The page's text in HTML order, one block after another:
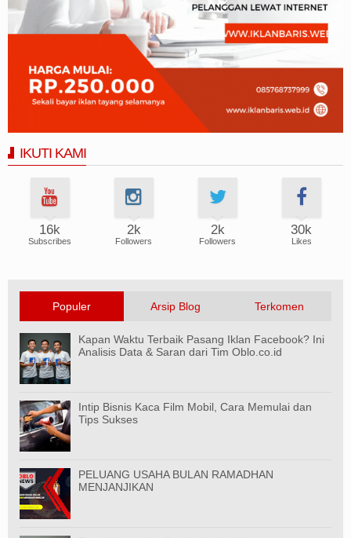
IKUTI KAMI
16k
Subscribes
2k
Followers
2k
Followers
30k
Likes
Populer Arsip Blog Terkomen
Kapan Waktu Terbaik Pasang Iklan Facebook? Ini
Analisis Data & Saran dari Tim Oblo.co.id
Intip Bisnis Kaca Film Mobil, Cara Memulai dan
Tips Sukses
PELUANG USAHA BULAN RAMADHAN
MENJANJIKAN